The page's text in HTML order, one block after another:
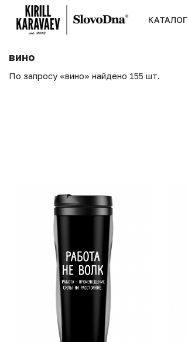
КАТАЛОГ
вино
По запросу «вино» найдено 155 шт.